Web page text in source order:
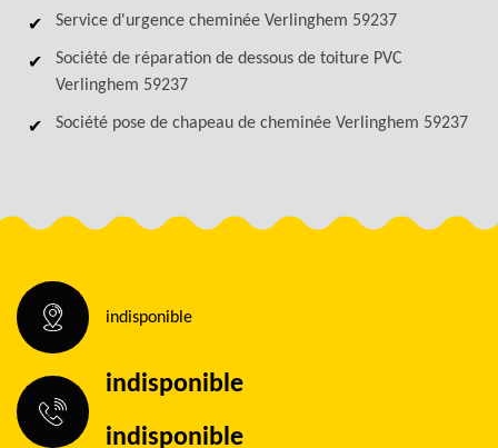
Service d'urgence cheminée Verlinghem 59237
Société de réparation de dessous de toiture PVC
Verlinghem 59237
Société pose de chapeau de cheminée Verlinghem 59237
indisponible
indisponible
indisponible